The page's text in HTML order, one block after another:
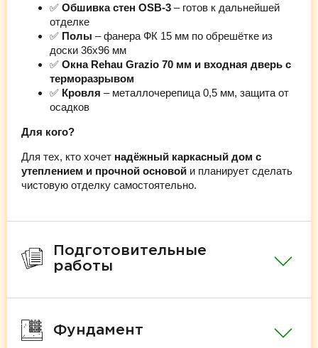
✅ Обшивка стен OSB-3 – готов к дальнейшей
отделке
✅ Полы – фанера ФК 15 мм по обрешётке из
доски 36х96 мм
✅ Окна Rehau Grazio 70 мм и входная дверь с
терморазрывом
✅ Кровля – металлочерепица 0,5 мм, защита от
осадков
Для кого?
Для тех, кто хочет надёжный каркасный дом с
утеплением и прочной основой и планирует сделать
чистовую отделку самостоятельно.
Подготовительные
работы
Фундамент